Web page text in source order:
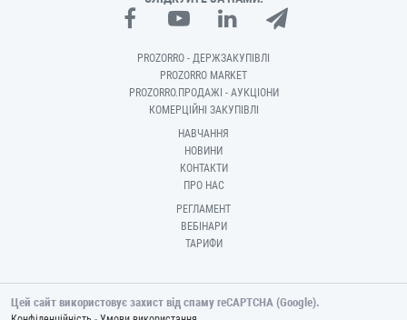
PROZORRO - ДЕРЖЗАКУПІВЛІ
PROZORRO MARKET
PROZORRO.ПРОДАЖІ - АУКЦІОНИ
КОМЕРЦІЙНІ ЗАКУПІВЛІ
НАВЧАННЯ
НОВИНИ
КОНТАКТИ
ПРО НАС
РЕГЛАМЕНТ
ВЕБІНАРИ
ТАРИФИ
Цей сайт використовує захист від спаму reCAPTCHA (Google).